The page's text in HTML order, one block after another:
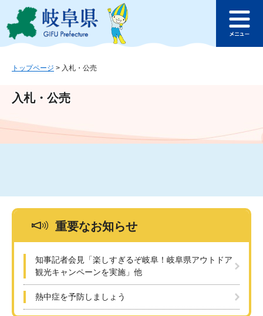
ジ
ュ
文
このページの本文へ
ュ
トップページ > 入札・公売
入札・公売
重要なお知らせ
知事記者会見「楽しすぎるぞ岐阜！岐阜県アウトドア
観光キャンペーンを実施」他
熱中症を予防しましょう